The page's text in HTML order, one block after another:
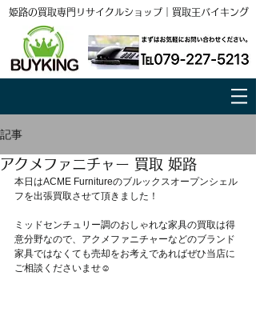
姫路の買取専門リサイクルショップ｜買取王バイキング
記事
アクメファニチャー 買取 姫路
本日はACME Furnitureのブルックスオープンシェル
フを出張買取させて頂きました！
ミッドセンチュリー調のおしゃれな家具の買取は得
意分野なので、アクメファニチャーなどのブランド
家具ではなくても売却をお考えであればぜひ当店に
ご相談くださいませ☺